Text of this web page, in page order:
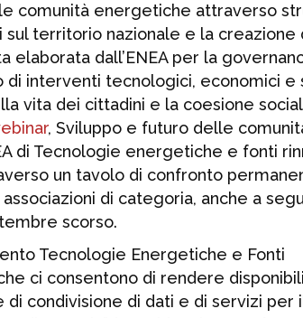
comunità energetiche attraverso
territorio nazionale e la creazione
elaborata dall’ENEA per la
interventi tecnologici, economici e
vita dei cittadini e la coesione
, Sviluppo e futuro delle
di Tecnologie energetiche e fonti
un tavolo di confronto
di categoria, anche a
scorso.
Tecnologie Energetiche e Fonti
ci consentono di rendere
condivisione di dati e di servizi per